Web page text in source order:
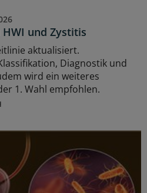
und Zystitis
aktualisiert.
Diagnostik und
wird ein weiteres
1. Wahl empfohlen.